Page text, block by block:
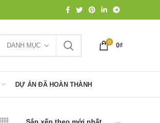
DANH MỤC 0 0₫
DỰ ÁN ĐÃ HOÀN THÀNH